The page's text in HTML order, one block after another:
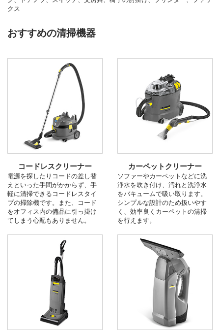
クス
おすすめの清掃機器
コードレスクリーナー
電源を探したりコードの差し替
えといった手間がかからず、手
軽に清掃できるコードレスタイ
プの掃除機です。また、コード
をオフィス内の備品に引っ掛け
てしまう心配もありません。
カーペットクリーナー
ソファーやカーペットなどに洗
浄水を吹き付け、汚れと洗浄水
をバキュームで吸い取ります。
シンプルな設計のため扱いやす
く、効率良くカーペットの清掃
を行えます。